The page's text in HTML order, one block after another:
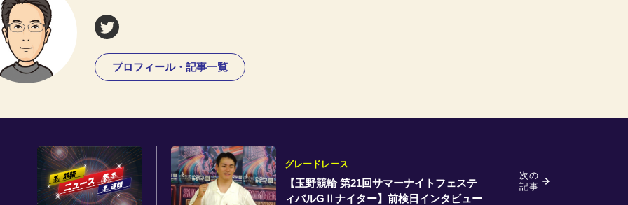
プロフィール・記事一覧
次の
記事
グレードレース
【玉野競輪 第21回サマーナイトフェステ
ィバルGⅡナイター】前検日インタビュー